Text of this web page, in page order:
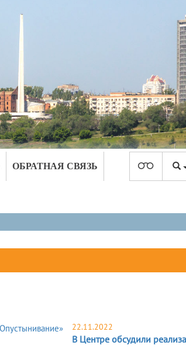
ОБРАТНАЯ СВЯЗЬ
22.11.2022
В Центре обсудили